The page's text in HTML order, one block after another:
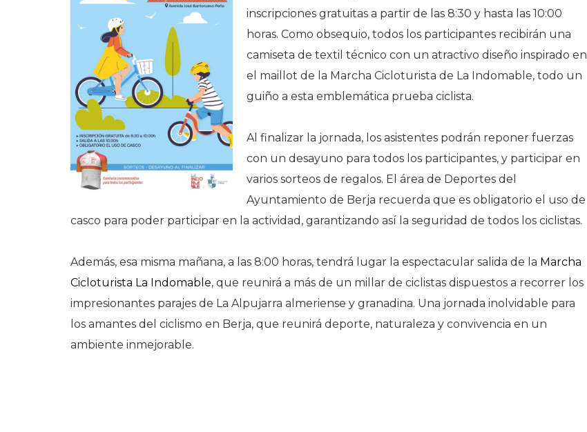
inscripciones gratuitas a partir de las 8:30 y hasta las 10:00
horas. Como obsequio, todos los participantes recibirán una
camiseta de textil técnico con un atractivo diseño inspirado en
el maillot de la Marcha Cicloturista de La Indomable, todo un
guiño a esta emblemática prueba ciclista.
Al finalizar la jornada, los asistentes podrán reponer fuerzas
con un desayuno para todos los participantes, y participar en
varios sorteos de regalos. El área de Deportes del
Ayuntamiento de Berja recuerda que es obligatorio el uso de
casco para poder participar en la actividad, garantizando así la seguridad de todos los ciclistas.
Además, esa misma mañana, a las 8:00 horas, tendrá lugar la espectacular salida de la Marcha
Cicloturista La Indomable, que reunirá a más de un millar de ciclistas dispuestos a recorrer los
impresionantes parajes de La Alpujarra almeriense y granadina. Una jornada inolvidable para
los amantes del ciclismo en Berja, que reunirá deporte, naturaleza y convivencia en un
ambiente inmejorable.